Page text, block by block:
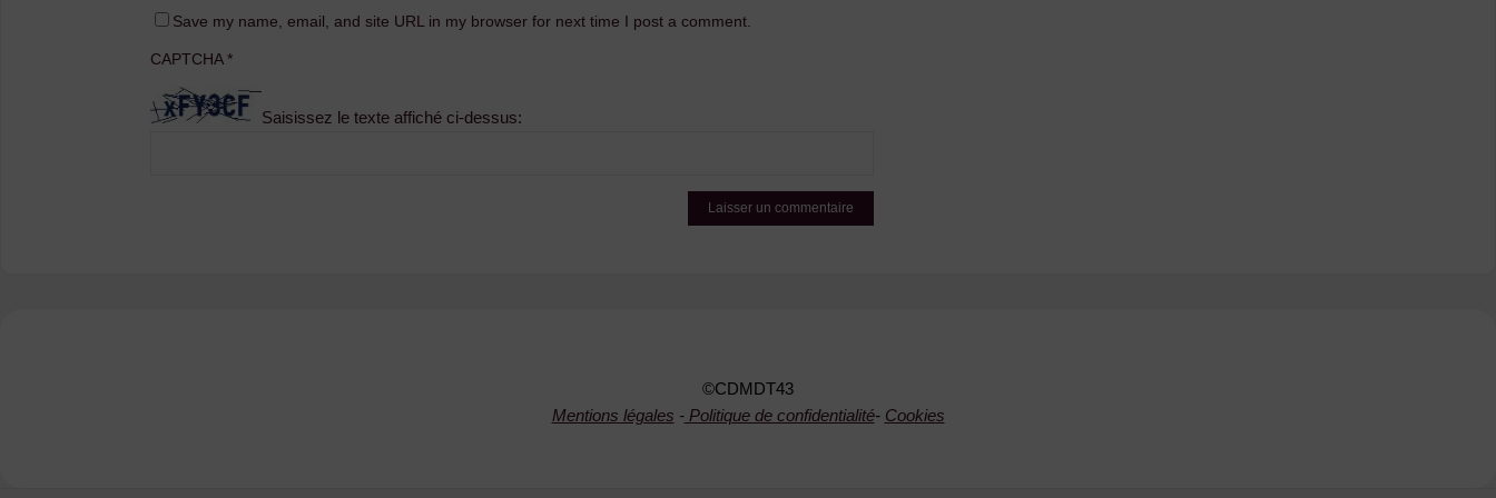
Save my name, email, and site URL in my browser for next time I post a comment.
CAPTCHA*
Saisissez le texte affiché ci-dessus:
©CDMDT43
Mentions légales -Politique de confidentialité- Cookies